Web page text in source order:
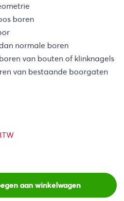
boren
normale boren
van bouten of klinknagels
van bestaande boorgaten
aan winkelwagen